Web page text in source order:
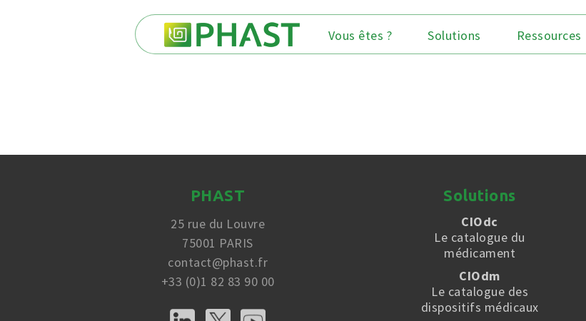
Vous êtes ? Solutions Ressources
PHAST
25 rue du Louvre
75001 PARIS
contact@phast.fr
+33 (0)1 82 83 90 00
Solutions
CIOdc
Le catalogue du
médicament
CIOdm
Le catalogue des
dispositifs médicaux